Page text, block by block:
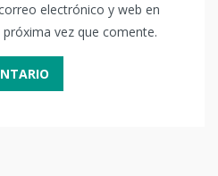
electrónico y web en
vez que comente.